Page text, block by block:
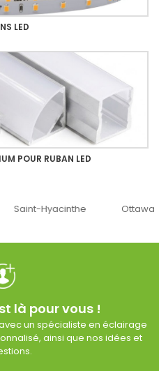
LED
POUR RUBAN LED
Hyacinthe Ottawa
là pour vous !
un spécialiste en éclairage
ainsi que nos idées et